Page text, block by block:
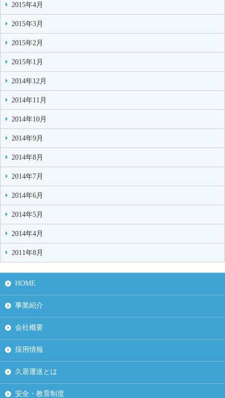
2015年4月
2015年3月
2015年2月
2015年1月
2014年12月
2014年11月
2014年10月
2014年9月
2014年8月
2014年7月
2014年6月
2014年5月
2014年4月
2011年8月
HOME
事業紹介
会社概要
採用情報
久居運送とは
安全・教育制度